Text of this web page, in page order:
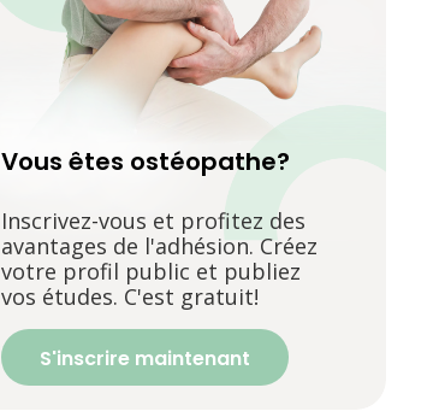
Vous êtes ostéopathe?
Inscrivez-vous et profitez des
avantages de l'adhésion. Créez
votre profil public et publiez
vos études. C'est gratuit!
S'inscrire maintenant